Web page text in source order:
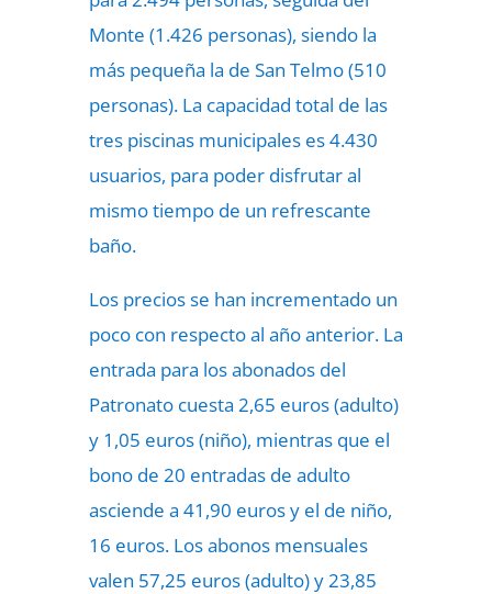
Monte (1.426 personas), siendo la
más pequeña la de San Telmo (510
personas). La capacidad total de las
tres piscinas municipales es 4.430
usuarios, para poder disfrutar al
mismo tiempo de un refrescante
baño.
Los precios se han incrementado un
poco con respecto al año anterior. La
entrada para los abonados del
Patronato cuesta 2,65 euros (adulto)
y 1,05 euros (niño), mientras que el
bono de 20 entradas de adulto
asciende a 41,90 euros y el de niño,
16 euros. Los abonos mensuales
valen 57,25 euros (adulto) y 23,85